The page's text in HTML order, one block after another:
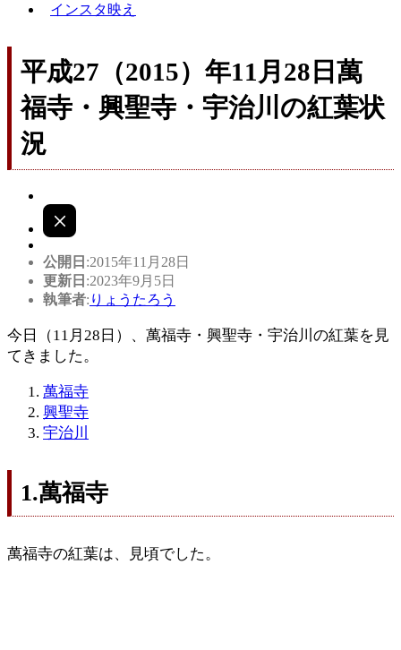
インスタ映え
平成27（2015）年11月28日萬
福寺・興聖寺・宇治川の紅葉状
況
公開日 :2015年11月28日
更新日 :2023年9月5日
執筆者: りょうたろう
今日（11月28日）、萬福寺・興聖寺・宇治川の紅葉を見
てきました。
萬福寺
興聖寺
宇治川
1.萬福寺
萬福寺の紅葉は、見頃でした。